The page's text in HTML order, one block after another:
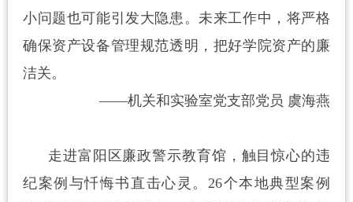
小问题也可能引发大隐患。未来工作中，将严格
确保资产设备管理规范透明，把好学院资产的廉
洁关。
——机关和实验室党支部党员 虞海燕
走进富阳区廉政警示教育馆，触目惊心的违
纪案例与忏悔书直击心灵。 26个本地典型案例